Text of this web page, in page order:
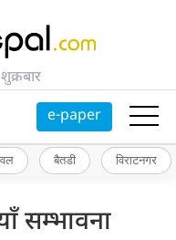
e-paper
बैतडी विराटनगर
सम्भावना